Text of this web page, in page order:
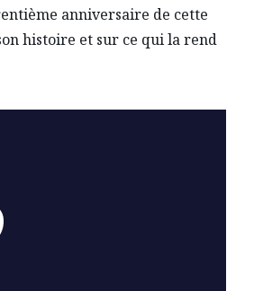
anniversaire de cette
histoire et sur ce qui la rend